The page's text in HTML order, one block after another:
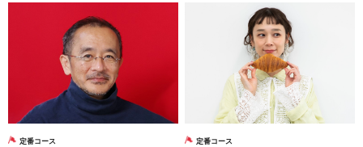
定番コース 定番コース